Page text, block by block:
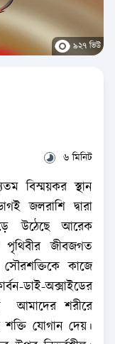
৯২৭ ভিউ
৬ মিনিট
বিস্ময়কর স্থান
জলরাশি দ্বারা
উঠেছে আরেক
জীবজগত
কাজে
ডাই-অক্সাইডের
আমাদের শরীরে
শক্তি যোগান দেয়।